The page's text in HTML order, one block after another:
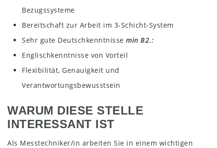
Bezugssysteme
Bereitschaft zur Arbeit im 3-Schicht-System
Sehr gute Deutschkenntnisse min B2.
Englischkenntnisse von Vorteil
Flexibilität, Genauigkeit und
Verantwortungsbewusstsein
WARUM DIESE STELLE
INTERESSANT IST
Als Messtechniker/in arbeiten Sie in einem wichtigen